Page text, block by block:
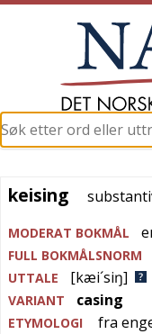
keising
keising
MODERAT BOKMÅL
FULL BOKMÅLSNORM
UTTALE
[kæi´siŋ]
VARIANT casing
ETYMOLOGI fra